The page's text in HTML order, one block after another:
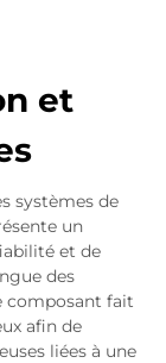
et
systèmes de
un
et de
des
composant fait
afin de
liées à une